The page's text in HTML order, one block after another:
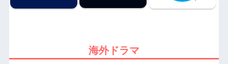
海外ドラマ